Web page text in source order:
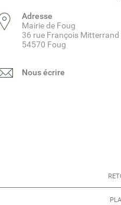
Adresse
Mairie de Foug
36 rue François Mitterrand
54570 Foug
Nous écrire